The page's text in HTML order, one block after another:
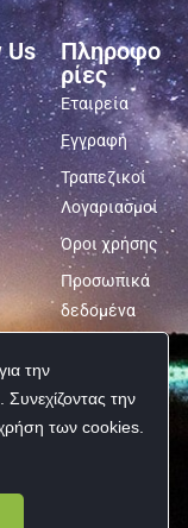
την
Συνεχίζοντας την
των cookies.
Us
Πληροφο
ρίες
Εταιρεία
Εγγραφή
Τραπεζικοί
Λογαριασμοί
Όροι χρήσης
Προσωπικά
δεδομένα
reserved